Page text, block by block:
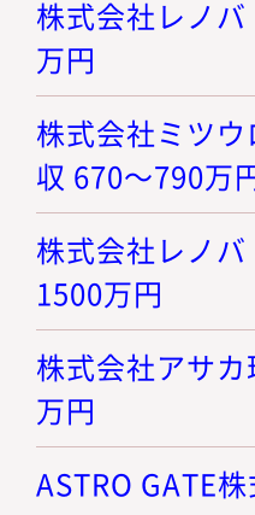
株式会社レノ
万円
株式会社ミツ
収 670～790万
株式会社レノ
1500万円
株式会社アサ
万円
ASTRO GATE